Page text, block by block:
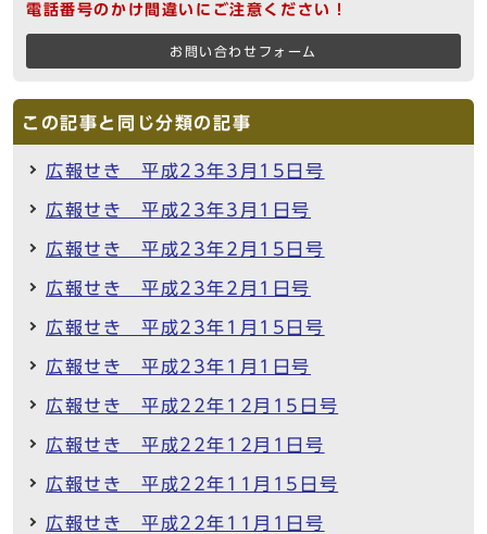
電話番号のかけ間違いにご注意ください！
お問い合わせフォーム
この記事と同じ分類の記事
広報せき 平成23年3月15日号
広報せき 平成23年3月1日号
広報せき 平成23年2月15日号
広報せき 平成23年2月1日号
広報せき 平成23年1月15日号
広報せき 平成23年1月1日号
広報せき 平成22年12月15日号
広報せき 平成22年12月1日号
広報せき 平成22年11月15日号
広報せき 平成22年11月1日号